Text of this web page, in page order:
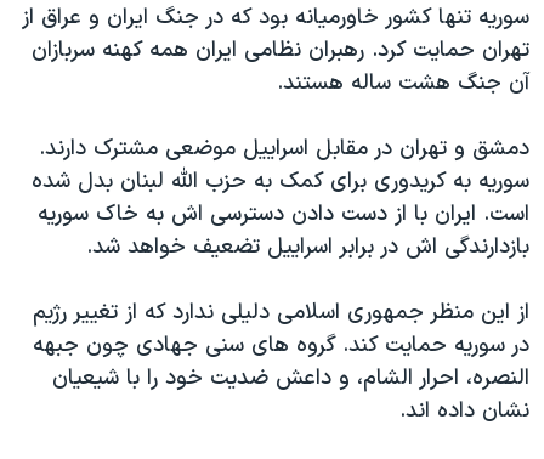
سوریه تنها کشور خاورمیانه بود که در جنگ ایران و عراق از
تهران حمایت کرد. رهبران نظامی ایران همه کهنه سربازان
آن جنگ هشت ساله هستند.
دمشق و تهران در مقابل اسراییل موضعی مشترک دارند.
سوریه به کریدوری برای کمک به حزب الله لبنان بدل شده
است. ایران با از دست دادن دسترسی اش به خاک سوریه
بازدارندگی اش در برابر اسراییل تضعیف خواهد شد.
از این منظر جمهوری اسلامی دلیلی ندارد که از تغییر رژیم
در سوریه حمایت کند. گروه های سنی جهادی چون جبهه
النصره، احرار الشام، و داعش ضدیت خود را با شیعیان
نشان داده اند.